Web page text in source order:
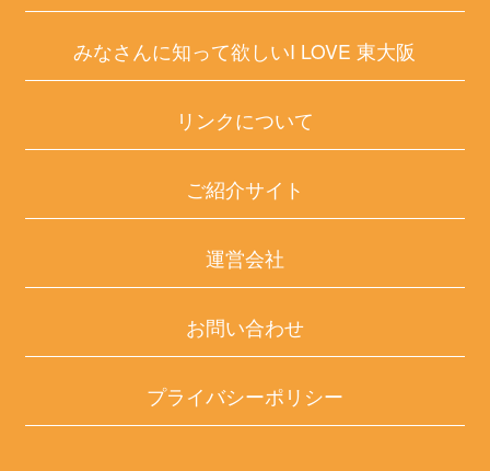
みなさんに知って欲しいI LOVE 東大阪
リンクについて
ご紹介サイト
運営会社
お問い合わせ
プライバシーポリシー